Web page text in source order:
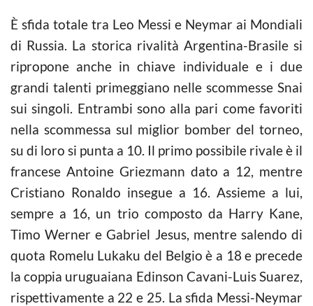
È sfida totale tra Leo Messi e Neymar ai Mondiali
di Russia. La storica rivalità Argentina-Brasile si
ripropone anche in chiave individuale e i due
grandi talenti primeggiano nelle scommesse Snai
sui singoli. Entrambi sono alla pari come favoriti
nella scommessa sul miglior bomber del torneo,
su di loro si punta a 10. Il primo possibile rivale è il
francese Antoine Griezmann dato a 12, mentre
Cristiano Ronaldo insegue a 16. Assieme a lui,
sempre a 16, un trio composto da Harry Kane,
Timo Werner e Gabriel Jesus, mentre salendo di
quota Romelu Lukaku del Belgio è a 18 e precede
la coppia uruguaiana Edinson Cavani-Luis Suarez,
rispettivamente a 22 e 25. La sfida Messi-Neymar